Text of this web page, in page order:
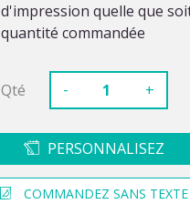
d'impression quelle que
quantité commandée
Qté - +
PERSONNALISEZ
COMMANDEZ SANS TEXTE